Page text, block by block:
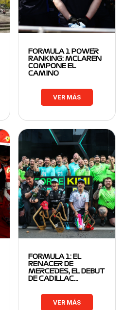
FORMULA 1 POWER
RANKING: MCLAREN
COMPONE EL
CAMINO
VER MÁS
FORMULA 1: EL
RENACER DE
MERCEDES, EL DEBUT
DE CADILLAC…
VER MÁS